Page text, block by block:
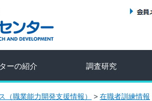
ーの紹介 調査研究
（職業能力開発支援情報） > 在職者訓練情報